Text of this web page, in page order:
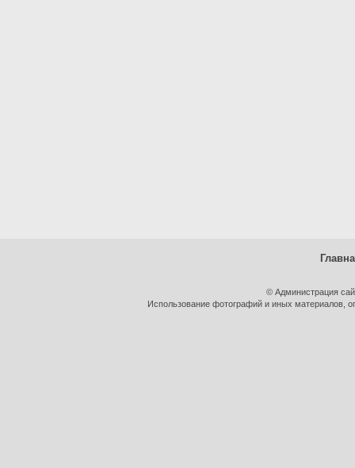
© Администрация
Использование фотографий и иных материалов,